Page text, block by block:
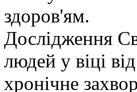
здоров'ям.
Дослідження
людей у віці
хронічне